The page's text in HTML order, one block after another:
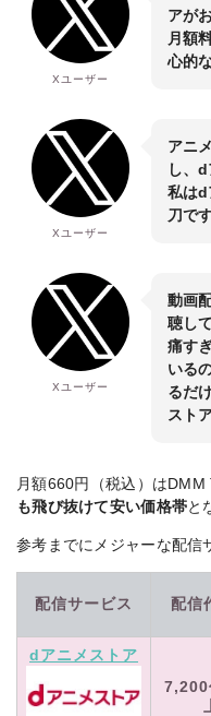
Xユーザー
アが
月額
心的
Xユーザー
アニ
し、
私はd
刀で
Xユーザー
動画
聴し
痛す
いる
るだ
スト
月額660円（税込）はDMM
も飛び抜けて安い価格帯と
参考までにメジャーな配信
配信サービス 配信
dアニメストア
7,200